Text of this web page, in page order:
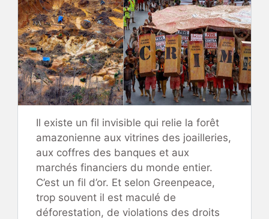
Il existe un fil invisible qui relie la forêt
amazonienne aux vitrines des joailleries,
aux coffres des banques et aux
marchés financiers du monde entier.
C’est un fil d’or. Et selon Greenpeace,
trop souvent il est maculé de
déforestation, de violations des droits